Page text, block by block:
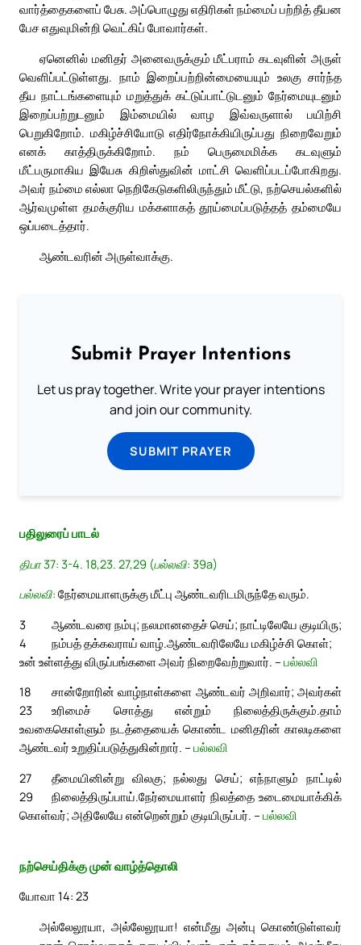
வார்த்தைகளைப் பேசு. அப்பொழுது எதிரிகள் நம்மைப் பற்றித் தீயன
பேச எதுவுமின்றி வெட்கிப் போவார்கள்.
ஏனெனில் மனிதர் அனைவருக்கும் மீட்பராம் கடவுளின் அருள்
வெளிப்பட்டுள்ளது. நாம் இறைப்பற்றின்மையையும் உலகு சார்ந்த
தீய நாட்டங்களையும் மறுத்துக் கட்டுப்பாட்டுடனும் நேர்மையுடனும்
இறைப்பற்றுடனும் இம்மையில் வாழ இவ்வருளால் பயிற்சி
பெறுகிறோம். மகிழ்ச்சியோடு எதிர்நோக்கியிருப்பது நிறைவேறும்
எனக் காத்திருக்கிறோம். நம் பெருமைமிக்க கடவுளும்
மீட்பருமாகிய இயேசு கிறிஸ்துவின் மாட்சி வெளிப்படப்போகிறது.
அவர் நம்மை எல்லா நெறிகேடுகளிலிருந்தும் மீட்டு, நற்செயல்களில்
ஆர்வமுள்ள தமக்குரிய மக்களாகத் தூய்மைப்படுத்தத் தம்மையே
ஒப்படைத்தார்.
ஆண்டவரின் அருள்வாக்கு.
Submit Prayer Intentions
Let us pray together. Write your prayer intentions
and join our community.
SUBMIT PRAYER
பதிலுரைப் பாடல்
திபா 37: 3-4. 18,23. 27,29 (பல்லவி: 39a)
பல்லவி: நேர்மையாளருக்கு மீட்பு ஆண்டவரிடமிருந்தே வரும்.
3
ஆண்டவரை நம்பு; நலமானதைச் செய்; நாட்டிலேயே குடியிரு;
நம்பத் தக்கவராய் வாழ்.
4
ஆண்டவரிலேயே மகிழ்ச்சி கொள்;
உன் உள்ளத்து விருப்பங்களை அவர் நிறைவேற்றுவார். – பல்லவி
18
சான்றோரின் வாழ்நாள்களை ஆண்டவர் அறிவார்; அவர்கள்
உரிமைச் சொத்து என்றும் நிலைத்திருக்கும்.
23
தாம்
உவகைகொள்ளும் நடத்தையைக் கொண்ட மனிதரின் காலடிகளை
ஆண்டவர் உறுதிப்படுத்துகின்றார். – பல்லவி
27
தீமையினின்று விலகு; நல்லது செய்; எந்நாளும் நாட்டில்
நிலைத்திருப்பாய்.
29
நேர்மையாளர் நிலத்தை உடைமையாக்கிக்
கொள்வர்; அதிலேயே என்றென்றும் குடியிருப்பர். – பல்லவி
நற்செய்திக்கு முன் வாழ்த்தொலி
யோவா 14: 23
அல்லேலூயா, அல்லேலூயா! என்மீது அன்பு கொண்டுள்ளவர்